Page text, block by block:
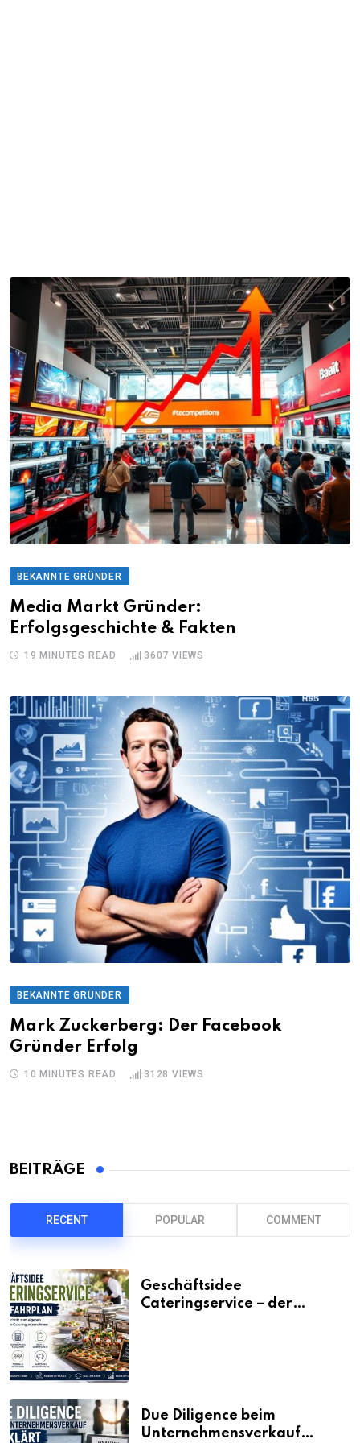
BEKANNTE GRÜNDER
Media Markt Gründer:
Erfolgsgeschichte & Fakten
19 MINUTES READ 3607 VIEWS
BEKANNTE GRÜNDER
Mark Zuckerberg: Der Facebook
Gründer Erfolg
10 MINUTES READ 3128 VIEWS
BEITRÄGE
RECENT POPULAR COMMENT
Geschäftsidee
Cateringservice – der
Due Diligence beim
Unternehmensverkauf